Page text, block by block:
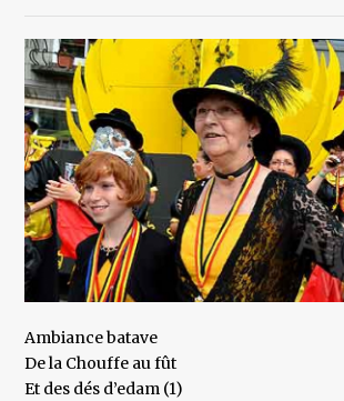
Ambiance batave
De la Chouffe au fût
Et des dés d’edam (1)